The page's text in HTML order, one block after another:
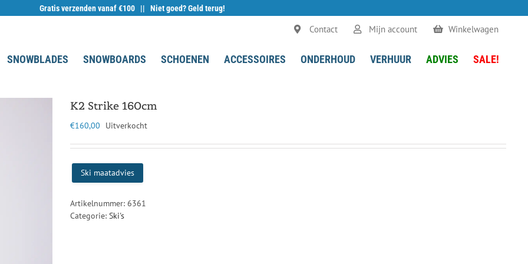
Gratis verzenden vanaf €100 || Niet goed? Geld terug!
Contact Mijn account Winkelwagen
SNOWBLADES SNOWBOARDS SCHOENEN ACCESSOIRES ONDERHOUD VERHUUR ADVIES SALE!
K2 Strike 160cm
€160,00 Uitverkocht
Ski maatadvies
Artikelnummer: 6361
Categorie: Ski's